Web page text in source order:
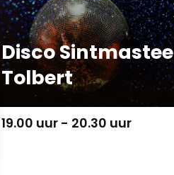
Disco Sintmastee
Tolbert
19.00 uur - 20.30 uur